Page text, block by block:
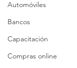
Automóviles
Bancos
Capacitación
Compras online